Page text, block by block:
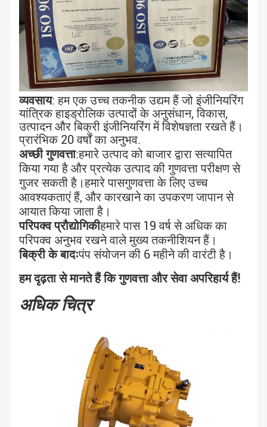
व्यवसाय: हम एक उच्च तकनीक उद्यम हैं जो इंजीनियरिंग
यांत्रिक हाइड्रोलिक उत्पादों के अनुसंधान, विकास,
उत्पादन और बिक्री इंजीनियरिंग में विशेषज्ञता रखते हैं।
प्रारंभिक 20 वर्षों का अनुभव.
अच्छी गुणवत्ता:हमारे उत्पाद को बाजार द्वारा सत्यापित
किया गया है और प्रत्येक उत्पाद की गुणवत्ता परीक्षण से
गुजर सकती है।हमारे पासगुणवत्ता के लिए उच्च
आवश्यकताएं हैं, और कारखाने का उपकरण जापान से
आयात किया जाता है।
परिपक्व प्रौद्योगिकीहमारे पास 19 वर्ष से अधिक का
परिपक्व अनुभव रखने वाले मुख्य तकनीशियन हैं।
बिक्री के बादःपंप संयोजन की 6 महीने की वारंटी है।
हम दृढ़ता से मानते हैं कि गुणवत्ता और सेवा अपरिहार्य हैं!
अधिक चित्र